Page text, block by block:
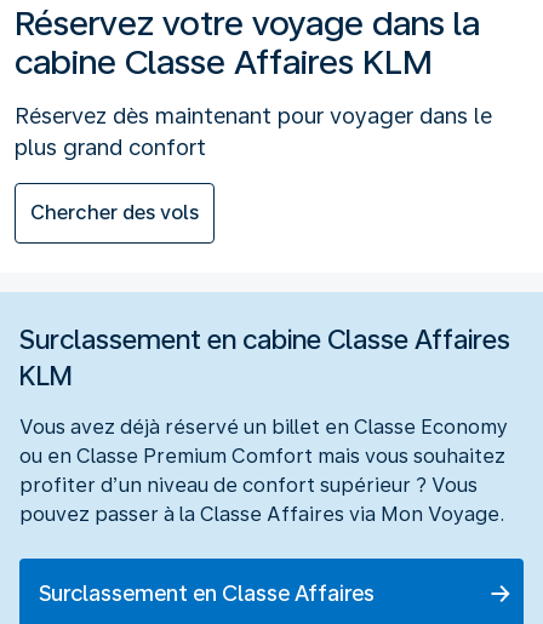
Réservez votre voyage dans la
cabine Classe Affaires KLM
Réservez dès maintenant pour voyager dans le
plus grand confort
Chercher des vols
Surclassement en cabine Classe Affaires
KLM
Vous avez déjà réservé un billet en Classe Economy
ou en Classe Premium Comfort mais vous souhaitez
profiter d’un niveau de confort supérieur ? Vous
pouvez passer à la Classe Affaires via Mon Voyage.
Surclassement en Classe Affaires